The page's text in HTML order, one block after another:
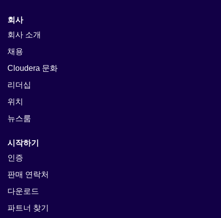
회사
회사 소개
채용
Cloudera 문화
리더십
위치
뉴스룸
시작하기
인증
판매 연락처
다운로드
파트너 찾기